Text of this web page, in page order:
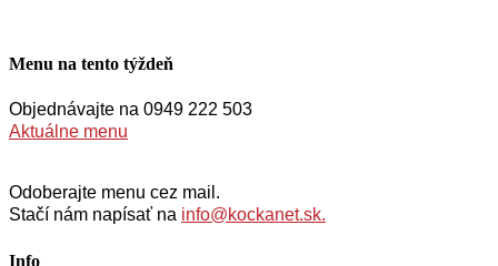
Menu na tento týždeň
Objednávajte na 0949 222 503
Aktuálne menu
Odoberajte menu cez mail.
Stačí nám napísať na info@kockanet.sk.
Info